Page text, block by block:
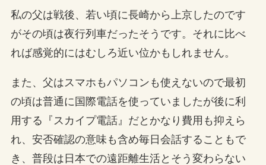
私の父は戦後、若い頃に長崎から上京したのです
がその頃は夜行列車だったそうです。それに比べ
れば感覚的にはむしろ近い位かもしれません。
また、父はスマホもパソコンも使えないので最初
の頃は普通に国際電話を使っていましたが後に利
用する『スカイプ電話』だとかなり費用も抑えら
れ、安否確認の意味も含め毎日会話することもで
き、普段は日本での遠距離生活とそう変わらない